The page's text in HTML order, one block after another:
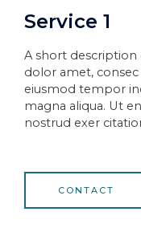
Service 1
A short description
dolor amet,
eiusmod tempor
magna aliqua. Ut
nostrud exer
CONTACT